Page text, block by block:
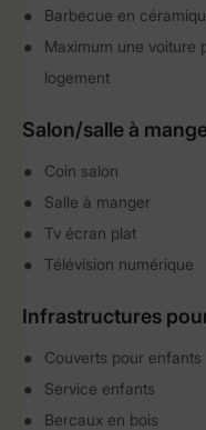
Barbecue en
Maximum une voiture
logement
Salon/salle à
Coin salon
Salle à manger
Tv écran plat
Télévision numérique
Infrastructures
Couverts pour enfants
Service enfants
Bercaux en bois